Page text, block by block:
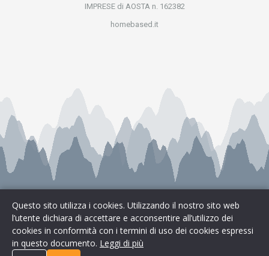
IMPRESE di AOSTA n. 162382
homebased.it
Questo sito utilizza i cookies. Utilizzando il nostro sito web
l’utente dichiara di accettare e acconsentire all’utilizzo dei
cookies in conformità con i termini di uso dei cookies espressi
in questo documento. Leggi di più